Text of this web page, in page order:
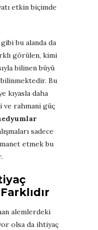
etkin biçimde
bu alanda da
görülen, kimi
bilinen büyü
bilinmektedir. Bu
kıyasla daha
ve rahmani güç
sadece
etmek bu
alemlerdeki
olsa da ihtiyaç